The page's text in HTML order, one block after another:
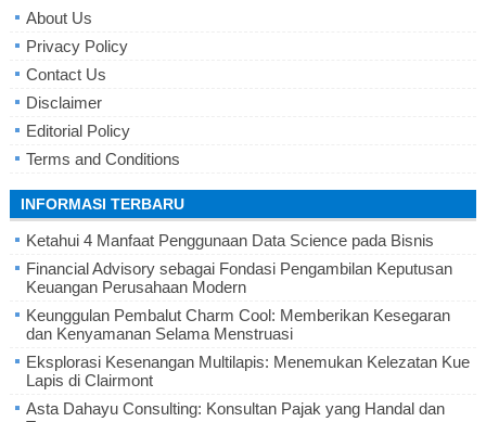
About Us
Privacy Policy
Contact Us
Disclaimer
Editorial Policy
Terms and Conditions
INFORMASI TERBARU
Ketahui 4 Manfaat Penggunaan Data Science pada Bisnis
Financial Advisory sebagai Fondasi Pengambilan Keputusan
Keuangan Perusahaan Modern
Keunggulan Pembalut Charm Cool: Memberikan Kesegaran
dan Kenyamanan Selama Menstruasi
Eksplorasi Kesenangan Multilapis: Menemukan Kelezatan Kue
Lapis di Clairmont
Asta Dahayu Consulting: Konsultan Pajak yang Handal dan